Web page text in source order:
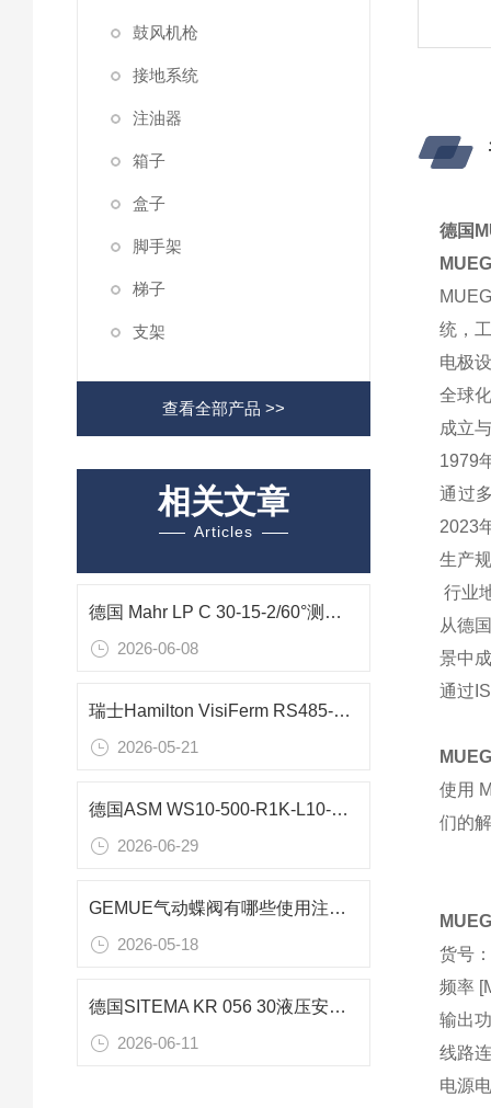
鼓风机枪
接地系统
注油器
箱子
盒子
脚手架
梯子
支架
查看全部产品 >>
相关文章
Articles
德国 Mahr LP C 30-15-2/60°测量臂：变速箱阀体精密检测核心工具
2026-06-08
瑞士Hamilton VisiFerm RS485-ECS 225 H2光学溶氧传感器：生物制药测控核心
2026-05-21
德国ASM WS10-500-R1K-L10-SB0-D8钢丝绳位置传感器 升降平台技术应用
2026-06-29
GEMUE气动蝶阀有哪些使用注意事项
2026-05-18
德国SITEMA KR 056 30液压安全抱闸：模具锁止专用重载安全防护装置
2026-06-11
德国
统，
电极
全球
成立
1979
通过
2023
生产
行业
从德
景中
通过
使用
们的
货号
频率
输出
线路
电源